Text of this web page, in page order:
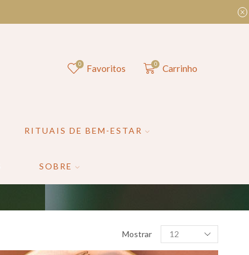
0 Favoritos 0 Carrinho
RITUAIS DE BEM-ESTAR
SOBRE
Mostrar